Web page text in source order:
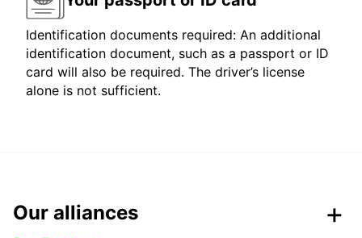
Identification documents required: An additional
identification document, such as a passport or ID
card will also be required. The driver’s license
alone is not sufficient.
Our alliances